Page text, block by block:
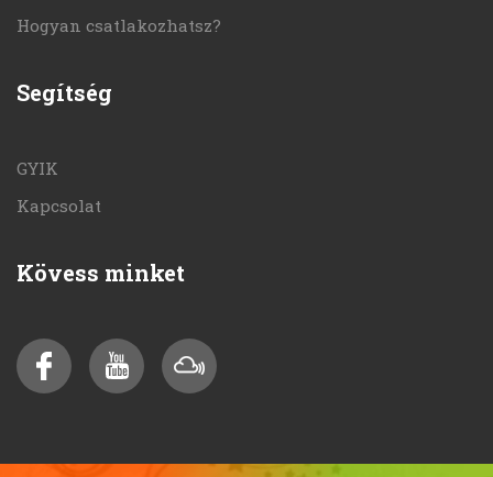
Hogyan csatlakozhatsz?
Segítség
GYIK
Kapcsolat
Kövess minket